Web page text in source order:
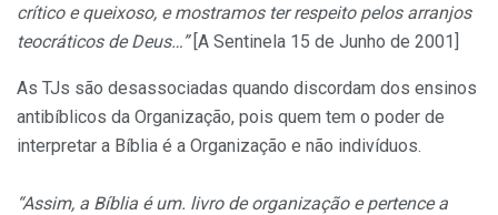
crítico e queixoso, e mostramos ter respeito pelos arranjos
teocráticos de Deus…”[A Sentinela 15 de Junho de 2001]
As TJs são desassociadas quando discordam dos ensinos
antibíblicos da Organização, pois quem tem o poder de
interpretar a Bíblia é a Organização e não indivíduos.
“Assim, a Bíblia é um. livro de organização e pertence a